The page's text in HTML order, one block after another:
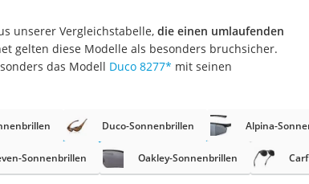
Herren
Herren
Schutzkarte
unserer Vergleichstabelle, die einen umlaufenden
gelten diese Modelle als besonders bruchsicher.
das Modell Duco 8277* mit seinen
Duco-Sonnenbrillen Alpina-
Sonnenbrillen Oakley-Sonnenbrillen